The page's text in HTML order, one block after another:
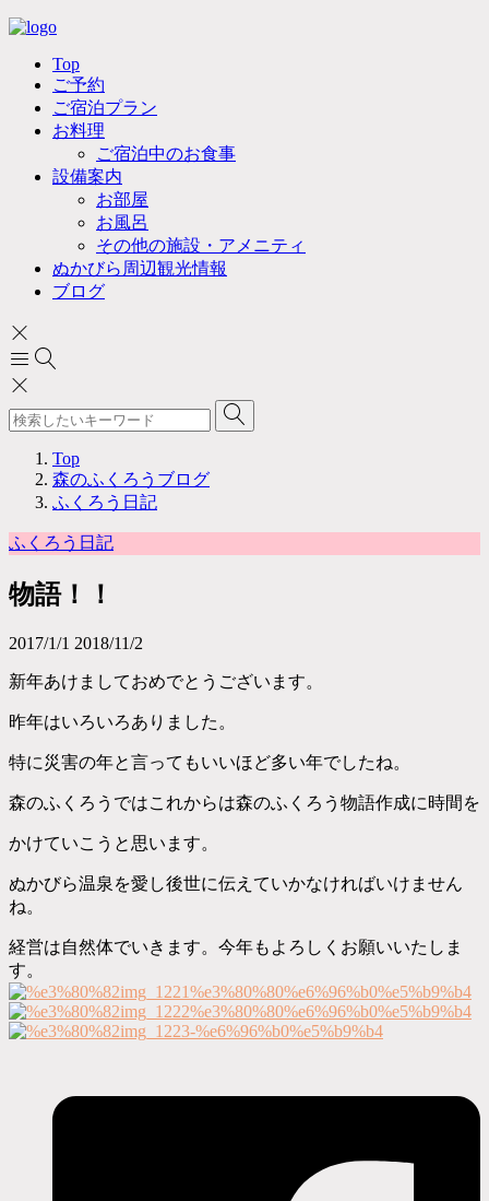
Top
ご予約
ご宿泊プラン
お料理
ご宿泊中のお食事
設備案内
お部屋
お風呂
その他の施設・アメニティ
ぬかびら周辺観光情報
ブログ
Top
森のふくろうブログ
ふくろう日記
ふくろう日記
物語！！
2017/1/1 2018/11/2
新年あけましておめでとうございます。
昨年はいろいろありました。
特に災害の年と言ってもいいほど多い年でしたね。
森のふくろうではこれからは森のふくろう物語作成に時間を
かけていこうと思います。
ぬかびら温泉を愛し後世に伝えていかなければいけません
ね。
経営は自然体でいきます。今年もよろしくお願いいたしま
す。